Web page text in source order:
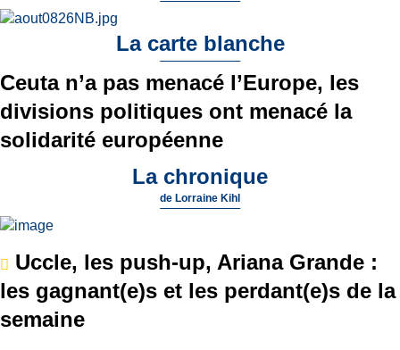
La carte blanche
Ceuta n’a pas menacé l’Europe, les
divisions politiques ont menacé la
solidarité européenne
La chronique
de Lorraine Kihl
Uccle, les push-up, Ariana Grande :
les gagnant(e)s et les perdant(e)s de la
semaine